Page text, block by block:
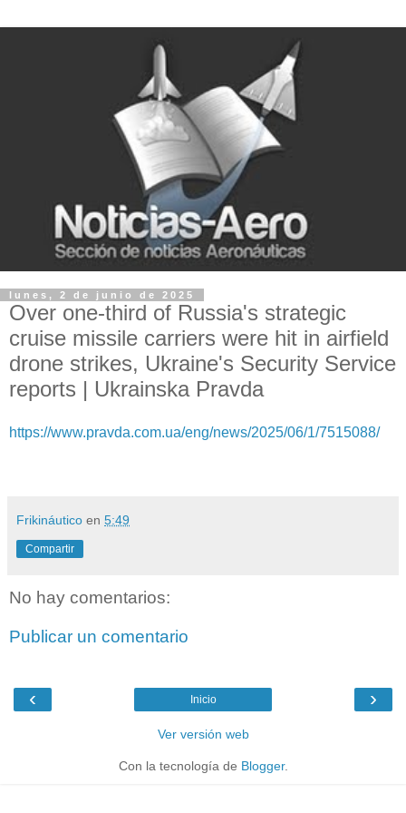
lunes, 2 de junio de 2025
Over one-third of Russia's strategic
cruise missile carriers were hit in airfield
drone strikes, Ukraine's Security Service
reports | Ukrainska Pravda
https://www.pravda.com.ua/eng/news/2025/06/1/7515088/
Frikináutico en 5:49
Compartir
No hay comentarios:
Publicar un comentario
‹ ›
Inicio
Ver versión web
Con la tecnología de Blogger.